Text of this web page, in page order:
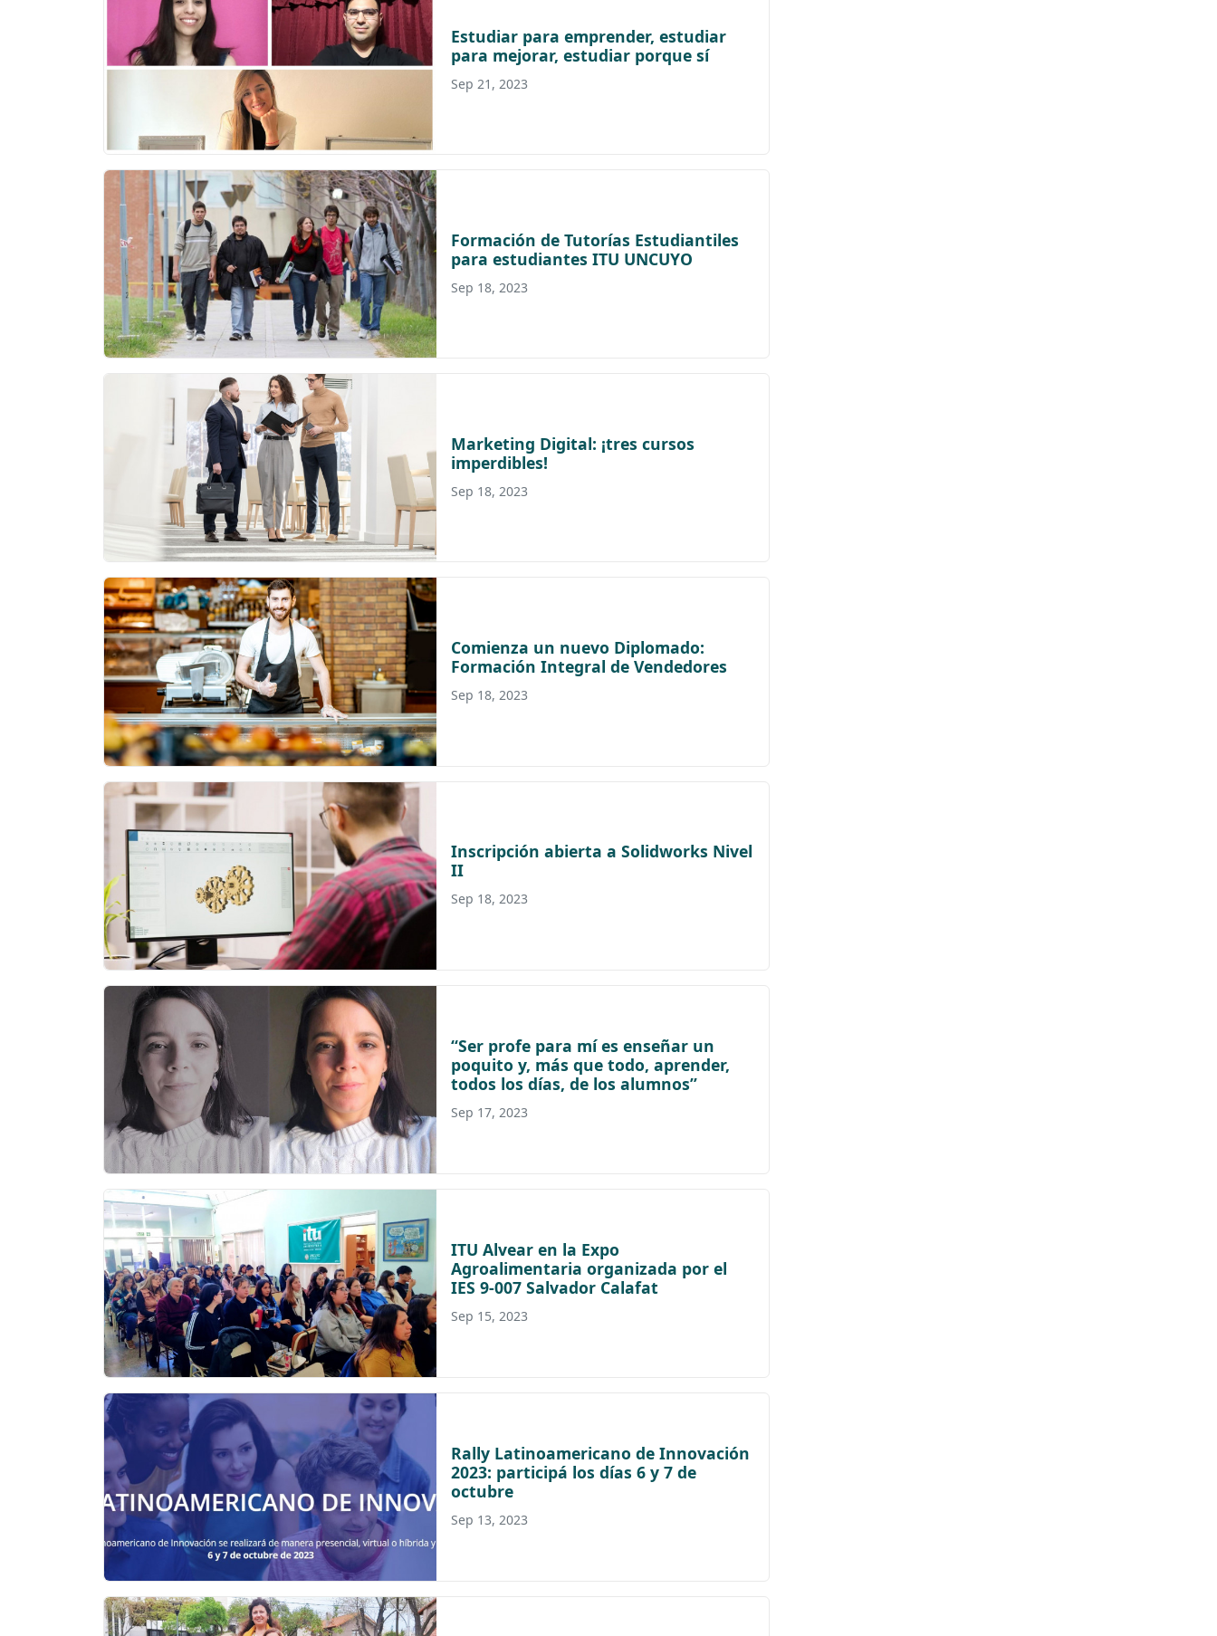
Estudiar para emprender, estudiar
para mejorar, estudiar porque sí
Sep 21, 2023
Formación de Tutorías Estudiantiles
para estudiantes ITU UNCUYO
Sep 18, 2023
Marketing Digital: ¡tres cursos
imperdibles!
Sep 18, 2023
Comienza un nuevo Diplomado:
Formación Integral de Vendedores
Sep 18, 2023
Inscripción abierta a Solidworks Nivel
II
Sep 18, 2023
“Ser profe para mí es enseñar un
poquito y, más que todo, aprender,
todos los días, de los alumnos”
Sep 17, 2023
ITU Alvear en la Expo
Agroalimentaria organizada por el
IES 9-007 Salvador Calafat
Sep 15, 2023
Rally Latinoamericano de Innovación
2023: participá los días 6 y 7 de
octubre
Sep 13, 2023